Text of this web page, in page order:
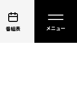
番組表